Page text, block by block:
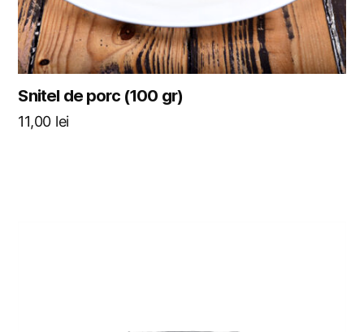
Snitel de porc (100 gr)
11,00 lei